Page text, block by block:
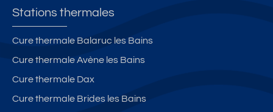
Stations thermales
Cure thermale Balaruc les Bains
Cure thermale Avène les Bains
Cure thermale Dax
Cure thermale Brides les Bains